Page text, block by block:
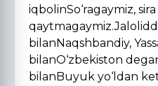
iqbolinSo‘ragaymiz,
bilanNaqshbandiy,
bilanO‘zbekiston
bilanBuyuk yo‘ldan